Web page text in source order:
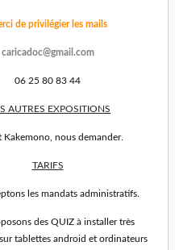
de privilégier les mails
caricadoc@gmail.com
06 25 80 83 44
AUTRES EXPOSITIONS
Kakemono, nous demander.
TARIFS
les mandats administratifs.
des QUIZ à installer très
tablettes android et ordinateurs